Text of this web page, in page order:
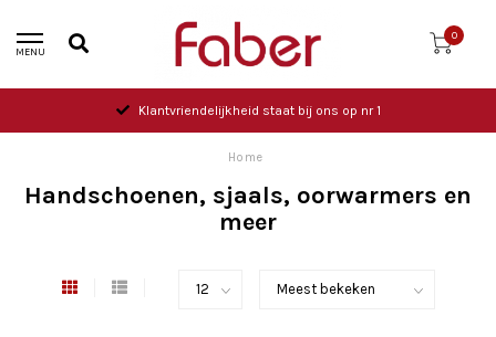
MENU
0
Klantvriendelijkheid staat bij ons op nr 1
Home
Handschoenen, sjaals, oorwarmers en
meer